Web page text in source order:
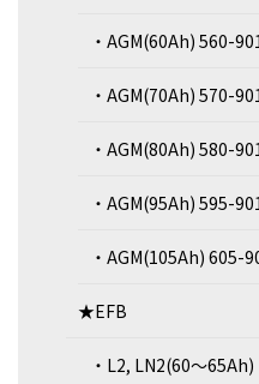
・AGM(60Ah) 560-
・AGM(70Ah) 570-
・AGM(80Ah) 580-
・AGM(95Ah) 595-
・AGM(105Ah) 605-
★EFB
・L2, LN2(60～65Ah)